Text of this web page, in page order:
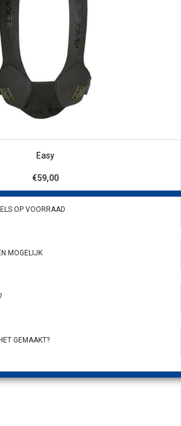
Easy
€59,00
OP VOORRAAD
MOGELIJK
GEMAAKT?